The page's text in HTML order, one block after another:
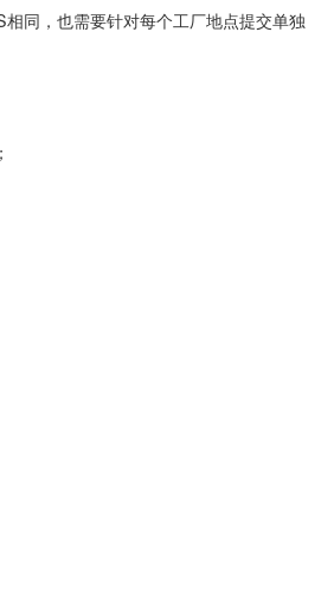
同，也需要针对每个工厂地点提交单独